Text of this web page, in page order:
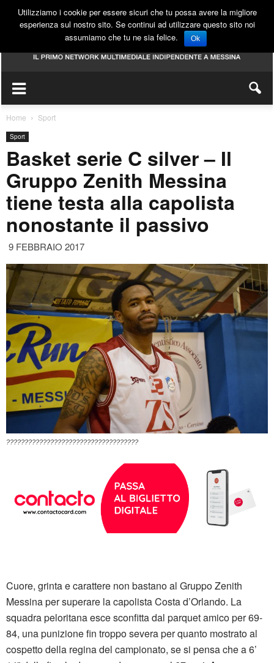
Home Sport
Sport
Basket serie C silver – Il
Gruppo Zenith Messina
tiene testa alla capolista
nonostante il passivo
9 FEBBRAIO 2017
????????????????????????????????????
Cuore, grinta e carattere non bastano al Gruppo Zenith
Messina per superare la capolista Costa d’Orlando. La
squadra peloritana esce sconfitta dal parquet amico per 69-
84, una punizione fin troppo severa per quanto mostrato al
cospetto della regina del campionato, se si pensa che a 6’
Utilizziamo i cookie per essere sicuri che tu possa avere la migliore
esperienza sul nostro sito. Se continui ad utilizzare questo sito noi
assumiamo che tu ne sia felice.
Ok